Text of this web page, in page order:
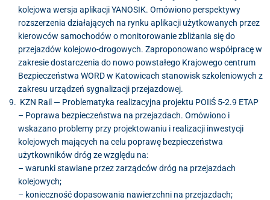
kolejowa wersja aplikacji YANOSIK. Omówiono perspektywy
rozszerzenia działających na rynku aplikacji użytkowanych przez
kierowców samochodów o monitorowanie zbliżania się do
przejazdów kolejowo-drogowych. Zaproponowano współpracę w
zakresie dostarczenia do nowo powstałego Krajowego centrum
Bezpieczeństwa WORD w Katowicach stanowisk szkoleniowych z
zakresu urządzeń sygnalizacji przejazdowej.
KZN Rail — Problematyka realizacyjna projektu POIiŚ 5-2.9 ETAP
– Poprawa bezpieczeństwa na przejazdach. Omówiono i
wskazano problemy przy projektowaniu i realizacji inwestycji
kolejowych mających na celu poprawę bezpieczeństwa
użytkowników dróg ze względu na:
– warunki stawiane przez zarządców dróg na przejazdach
kolejowych;
– konieczność dopasowania nawierzchni na przejazdach;